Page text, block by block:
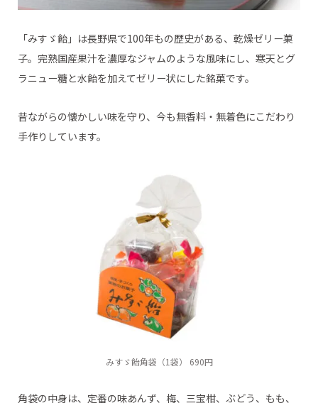
「みすゞ飴」は長野県で100年もの歴史がある、乾燥ゼリー菓
子。完熟国産果汁を濃厚なジャムのような風味にし、寒天とグ
ラニュー糖と水飴を加えてゼリー状にした銘菓です。
昔ながらの懐かしい味を守り、今も無香料・無着色にこだわり
手作りしています。
みすゞ飴角袋（1袋） 690円
角袋の中身は、定番の味あんず、梅、三宝柑、ぶどう、もも、